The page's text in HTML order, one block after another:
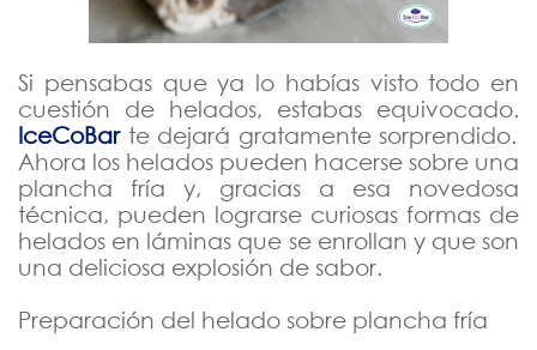
Julio
Junio
Mayo
Abril
Marzo
Febrero
Enero
Si pensabas que ya lo habías visto todo en
cuestión de helados, estabas equivocado.
IceCoBarte dejará gratamente sorprendido.
Ahora los helados pueden hacerse sobre una
plancha fría y, gracias a esa novedosa
técnica, pueden lograrse curiosas formas de
helados en láminas que se enrollan y que son
una deliciosa explosión de sabor.
Preparación del helado sobre plancha fría